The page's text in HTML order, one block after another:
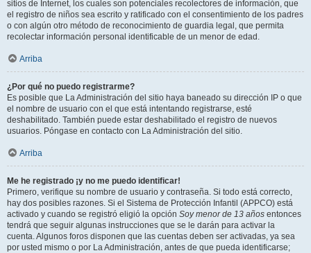
sitios de Internet, los cuales son potenciales recolectores de información, que
el registro de niños sea escrito y ratificado con el consentimiento de los padres
o con algún otro método de reconocimiento de guardia legal, que permita
recolectar información personal identificable de un menor de edad.
Arriba
¿Por qué no puedo registrarme?
Es posible que La Administración del sitio haya baneado su dirección IP o que
el nombre de usuario con el que está intentando registrarse, esté
deshabilitado. También puede estar deshabilitado el registro de nuevos
usuarios. Póngase en contacto con La Administración del sitio.
Arriba
Me he registrado ¡y no me puedo identificar!
Primero, verifique su nombre de usuario y contraseña. Si todo está correcto,
hay dos posibles razones. Si el Sistema de Protección Infantil (APPCO) está
activado y cuando se registró eligió la opción Soy menor de 13 años entonces
tendrá que seguir algunas instrucciones que se le darán para activar la
cuenta. Algunos foros disponen que las cuentas deben ser activadas, ya sea
por usted mismo o por La Administración, antes de que pueda identificarse;